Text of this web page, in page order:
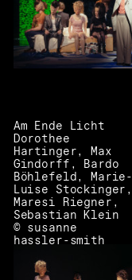
Am Ende Licht
Dorothee
Hartinger, Max
Gindorff, Bardo
Böhlefeld, Marie-
Luise Stockinger,
Maresi Riegner,
Sebastian Klein
© susanne
hassler-smith